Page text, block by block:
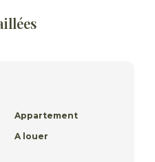
Appartement
A louer